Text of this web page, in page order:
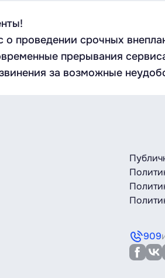
проведении срочных
прерывания
за возможные
909